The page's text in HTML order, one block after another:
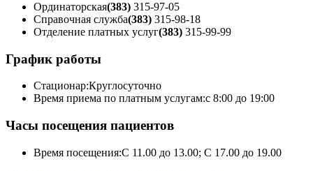
Ординаторская(383) 315-97-05
Справочная служба(383) 315-98-18
Отделение платных услуг(383) 315-99-99
График работы
Стационар:Круглосуточно
Время приема по платным услугам:с 8:00 до 19:00
Часы посещения пациентов
Время посещения:С 11.00 до 13.00; С 17.00 до 19.00